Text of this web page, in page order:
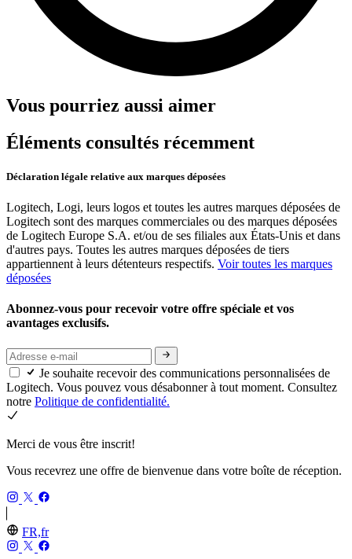
Vous pourriez aussi aimer
Éléments consultés récemment
Déclaration légale relative aux marques déposées
Logitech, Logi, leurs logos et toutes les autres marques déposées de
Logitech sont des marques commerciales ou des marques déposées
de Logitech Europe S.A. et/ou de ses filiales aux États-Unis et dans
d'autres pays. Toutes les autres marques déposées de tiers
appartiennent à leurs détenteurs respectifs. Voir toutes les marques
déposées
Abonnez-vous pour recevoir votre offre spéciale et vos
avantages exclusifs.
Je souhaite recevoir des communications personnalisées de
Logitech. Vous pouvez vous désabonner à tout moment. Consultez
notre Politique de confidentialité.
Merci de vous être inscrit!
Vous recevrez une offre de bienvenue dans votre boîte de réception.
FR,fr